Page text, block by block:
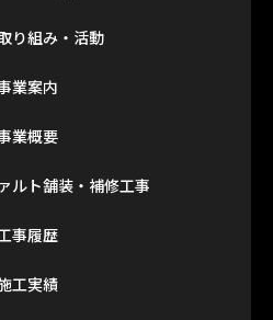
り組み・活動
業案内
業概要
ルト舗装・補修工事
事履歴
工実績